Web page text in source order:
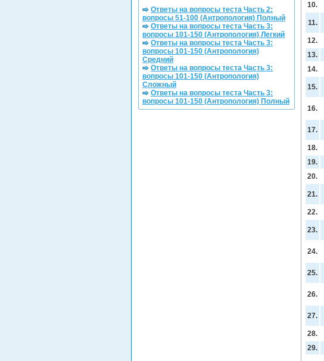
10.
11.
12.
13.
14.
15.
16.
17.
18.
19.
20.
21.
22.
23.
24.
25.
26.
27.
28.
29.
Ответы на вопросы теста Часть 2:
вопросы 51-100 (Антропология) Полный
Ответы на вопросы теста Часть 3:
вопросы 101-150 (Антропология) Легкий
Ответы на вопросы теста Часть 3:
вопросы 101-150 (Антропология)
Средний
Ответы на вопросы теста Часть 3:
вопросы 101-150 (Антропология)
Сложный
Ответы на вопросы теста Часть 3:
вопросы 101-150 (Антропология) Полный